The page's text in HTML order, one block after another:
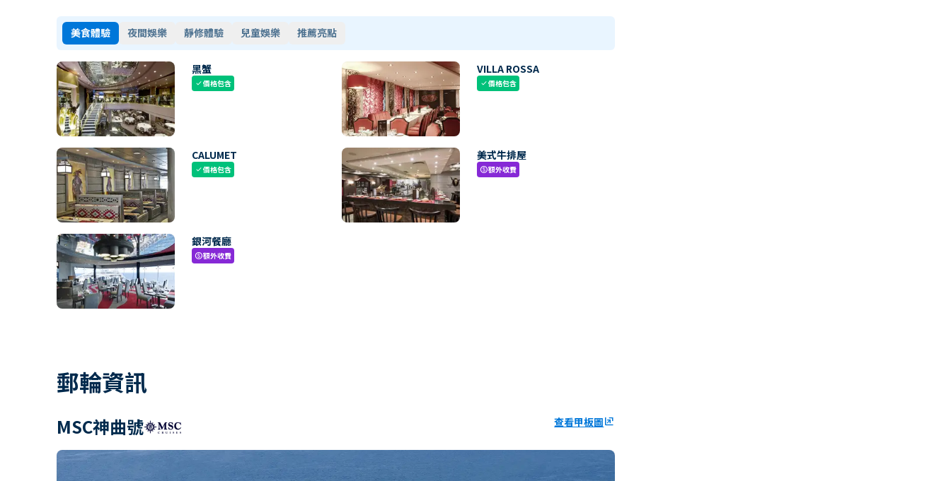
美食體驗 夜間娛樂 靜修體驗 兒童娛樂 推薦亮點
黑蟹
check價格包含
VILLA ROSSA
check價格包含
CALUMET
check價格包含
美式牛排屋
paid額外收費
銀河餐廳
paid額外收費
郵輪資訊
MSC神曲號 查看甲板圖ungroup